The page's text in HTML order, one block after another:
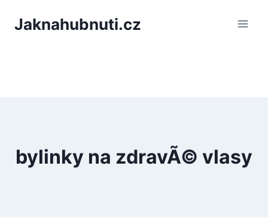
Jaknahubnuti.cz
bylinky na zdravÃ© vlasy